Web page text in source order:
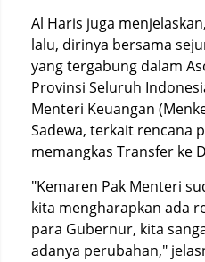
Al Haris juga
lalu, dirinya bersama
yang tergabung dalam
Provinsi Seluruh
Menteri Keuangan
Sadewa, terkait rencana
memangkas Transfer ke
"Kemaren Pak Menteri
kita mengharapkan ada
para Gubernur, kita
adanya perubahan,"